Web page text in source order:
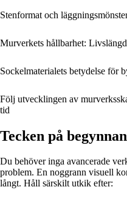
Stenformat och
Murverkets hållbarhet:
Sockelmaterialets betydelse för
Följ utvecklingen av
tid
Tecken på
Du behöver inga avancerade
problem. En noggrann visuell
långt. Håll särskilt utkik efter: